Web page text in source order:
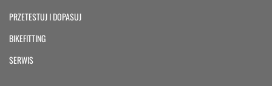
PRZETESTUJ I DOPASUJ
BIKEFITTING
SERWIS